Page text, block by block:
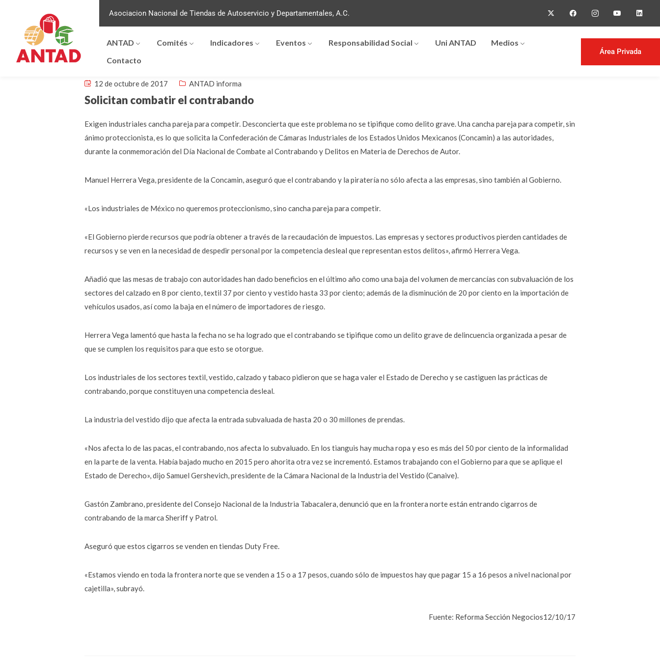
Asociacion Nacional de Tiendas de Autoservicio y Departamentales, A.C.
ANTAD Comités Indicadores Eventos Responsabilidad Social Uni ANTAD
Medios
Contacto
Área Privada
12 de octubre de 2017 ANTAD informa
Solicitan combatir el contrabando
Exigen industriales cancha pareja para competir. Desconcierta que este problema no se tipifique como delito grave. Una cancha pareja para competir, sin
ánimo proteccionista, es lo que solicita la Confederación de Cámaras Industriales de los Estados Unidos Mexicanos (Concamin) a las autoridades,
durante la conmemoración del Día Nacional de Combate al Contrabando y Delitos en Materia de Derechos de Autor.
Manuel Herrera Vega, presidente de la Concamin, aseguró que el contrabando y la piratería no sólo afecta a las empresas, sino también al Gobierno.
«Los industriales de México no queremos proteccionismo, sino cancha pareja para competir.
«El Gobierno pierde recursos que podría obtener a través de la recaudación de impuestos. Las empresas y sectores productivos pierden cantidades de
recursos y se ven en la necesidad de despedir personal por la competencia desleal que representan estos delitos», afirmó Herrera Vega.
Añadió que las mesas de trabajo con autoridades han dado beneficios en el último año como una baja del volumen de mercancías con subvaluación de los
sectores del calzado en 8 por ciento, textil 37 por ciento y vestido hasta 33 por ciento; además de la disminución de 20 por ciento en la importación de
vehículos usados, así como la baja en el número de importadores de riesgo.
Herrera Vega lamentó que hasta la fecha no se ha logrado que el contrabando se tipifique como un delito grave de delincuencia organizada a pesar de
que se cumplen los requisitos para que esto se otorgue.
Los industriales de los sectores textil, vestido, calzado y tabaco pidieron que se haga valer el Estado de Derecho y se castiguen las prácticas de
contrabando, porque constituyen una competencia desleal.
La industria del vestido dijo que afecta la entrada subvaluada de hasta 20 o 30 millones de prendas.
«Nos afecta lo de las pacas, el contrabando, nos afecta lo subvaluado. En los tianguis hay mucha ropa y eso es más del 50 por ciento de la informalidad
en la parte de la venta. Había bajado mucho en 2015 pero ahorita otra vez se incrementó. Estamos trabajando con el Gobierno para que se aplique el
Estado de Derecho», dijo Samuel Gershevich, presidente de la Cámara Nacional de la Industria del Vestido (Canaive).
Gastón Zambrano, presidente del Consejo Nacional de la Industria Tabacalera, denunció que en la frontera norte están entrando cigarros de
contrabando de la marca Sheriff y Patrol.
Aseguró que estos cigarros se venden en tiendas Duty Free.
«Estamos viendo en toda la frontera norte que se venden a 15 o a 17 pesos, cuando sólo de impuestos hay que pagar 15 a 16 pesos a nivel nacional por
cajetilla», subrayó.
Fuente: Reforma Sección Negocios12/10/17